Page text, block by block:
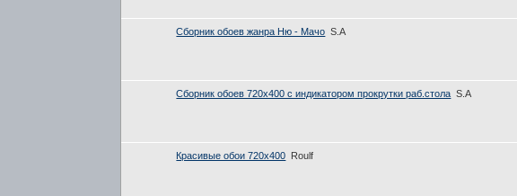
Сборник обоев жанра Ню - Мачо S.A
Сборник обоев 720x400 с индикатором прокрутки раб.стола S.A
Красивые обои 720х400 Roulf